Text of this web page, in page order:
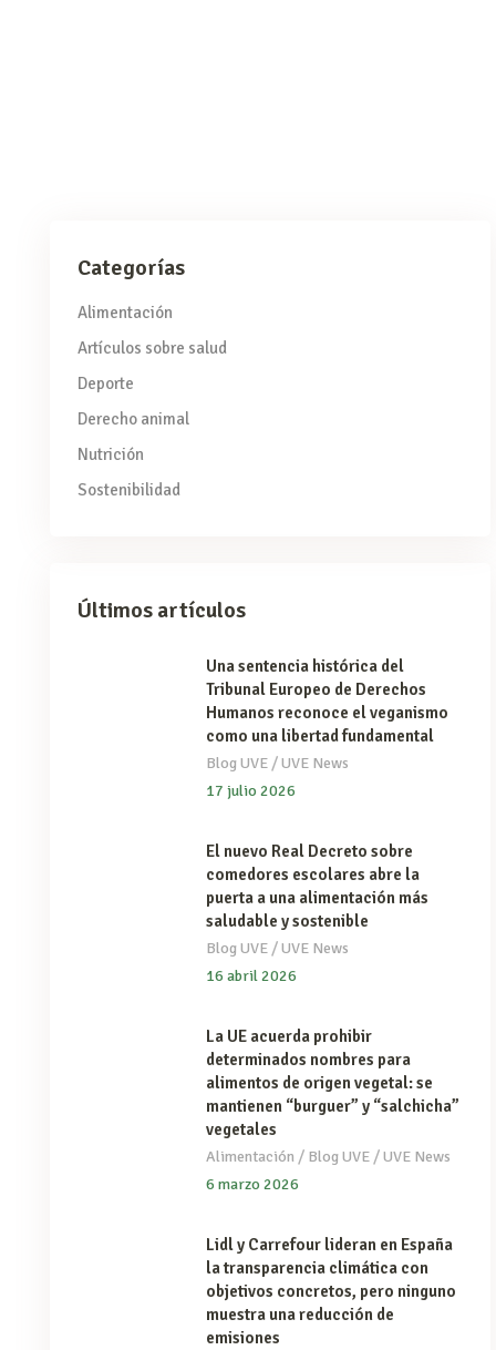
Categorías
Alimentación
Artículos sobre salud
Deporte
Derecho animal
Nutrición
Sostenibilidad
Últimos artículos
Una sentencia histórica del
Tribunal Europeo de Derechos
Humanos reconoce el veganismo
como una libertad fundamental
Blog UVE/UVE News
17 julio 2026
El nuevo Real Decreto sobre
comedores escolares abre la
puerta a una alimentación más
saludable y sostenible
Blog UVE/UVE News
16 abril 2026
La UE acuerda prohibir
determinados nombres para
alimentos de origen vegetal: se
mantienen “burguer” y “salchicha”
vegetales
Alimentación / Blog UVE/UVE News
6 marzo 2026
Lidl y Carrefour lideran en España
la transparencia climática con
objetivos concretos, pero ninguno
muestra una reducción de
emisiones